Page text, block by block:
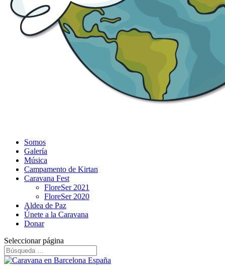
Somos
Galería
Música
Campamento de Kirtan
Caravana Fest
FloreSer 2021
FloreSer 2020
Aldea de Paz
Únete a la Caravana
Donar
Seleccionar página